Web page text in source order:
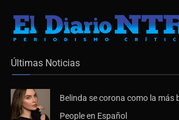
Últimas Noticias
Belinda se corona como la más
People en Español